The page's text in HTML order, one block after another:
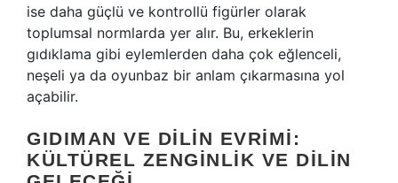
ise daha güçlü ve kontrollü figürler olarak
toplumsal normlarda yer alır. Bu, erkeklerin
gıdıklama gibi eylemlerden daha çok eğlenceli,
neşeli ya da oyunbaz bir anlam çıkarmasına yol
açabilir.
GIDIMAN VE DILIN EVRIMI:
KÜLTÜREL ZENGINLIK VE DILIN